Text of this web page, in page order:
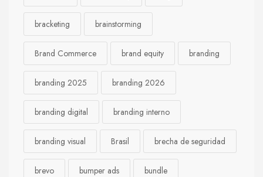
bracketing brainstorming
Brand Commerce brand equity branding
branding 2025 branding 2026
branding digital branding interno
branding visual Brasil brecha de seguridad
brevo bumper ads bundle